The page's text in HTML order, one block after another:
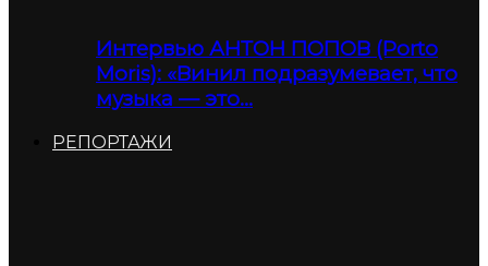
Интервью АНТОН ПОПОВ (Porto
Moris): «Винил подразумевает, что
музыка — это…
РЕПОРТАЖИ